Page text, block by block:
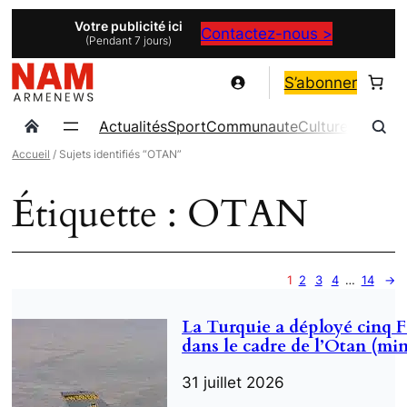
contenu
Votre publicité ici
(Pendant 7 jours) Contactez-nous >
S’abonner
ActualitésSportCommunauteCulture
Accueil / Sujets identifiés “OTAN”
Étiquette : OTAN
1 2 3 4 … 14 →
La Turquie a déployé cinq
dans le cadre de l’Otan
31 juillet 2026